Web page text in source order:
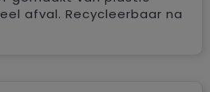
afval. Recycleerbaar na